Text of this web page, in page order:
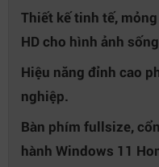
Thiết kế tinh tế,
HD cho hình ảnh
Hiệu năng đỉnh cao
nghiệp.
Bàn phím fullsize,
hành Windows 11